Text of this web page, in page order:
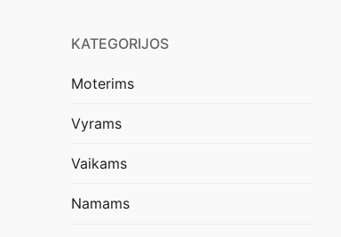
KATEGORIJOS
Moterims
Vyrams
Vaikams
Namams